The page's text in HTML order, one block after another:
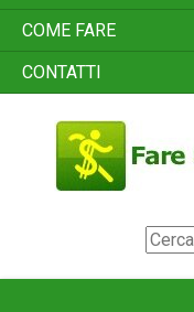
COME FARE
CONTATTI
Search
for